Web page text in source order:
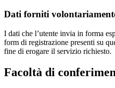
Dati forniti
I dati che l’utente invia in forma
form di registrazione presenti su
fine di erogare il servizio richiesto.
Facoltà di